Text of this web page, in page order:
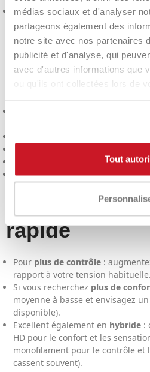
médias sociaux et d'analyser
partageons également des
notre site avec nos partenaires
publicité et d'analyse, qui
avec d'autres informations que
Tout
Cordes et clubs : bobine de 200
économique et une continuité
Pourquoi
l'aimer
pour la
200 m: idéal si vous enchaînez
Conseils de
rapide
Pour plus de contrôle :
rapport à votre tension habituelle.
Si vous recherchez plus de
moyenne à basse et envisagez
disponible).
Excellent également en hybride :
HD pour le confort et les
monofilament pour le contrôle
cassent souvent).